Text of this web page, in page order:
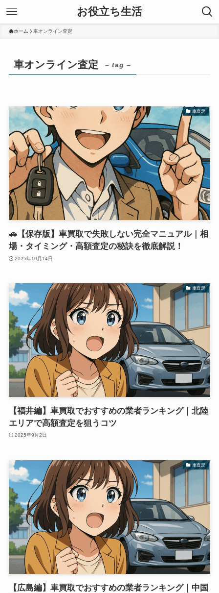
お役立ち生活
ホーム 車オンライン査定
車オンライン査定 – tag –
車査定
🚗【保存版】車買取で失敗しない完全マニュアル｜相
場・タイミング・高額査定の秘訣を徹底解説！
2025年10月14日
車査定
【福井編】車買取でおすすめの業者ランキング｜北陸
エリアで高額査定を狙うコツ
2025年9月2日
車査定
【広島編】車買取でおすすめの業者ランキング｜中国